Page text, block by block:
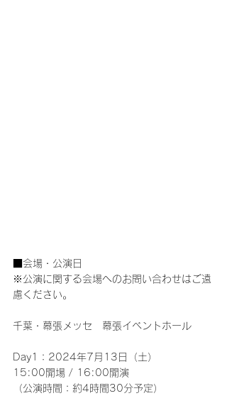
■会場・公演日
※公演に関する会場へのお問い合わせはご遠
慮ください。
千葉・幕張メッセ　幕張イベントホール
Day1：2024年7月13日（土）
15:00開場 / 16:00開演
（公演時間：約4時間30分予定）